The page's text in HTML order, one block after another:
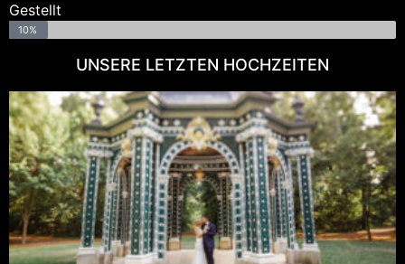
Gestellt
10%
UNSERE LETZTEN HOCHZEITEN